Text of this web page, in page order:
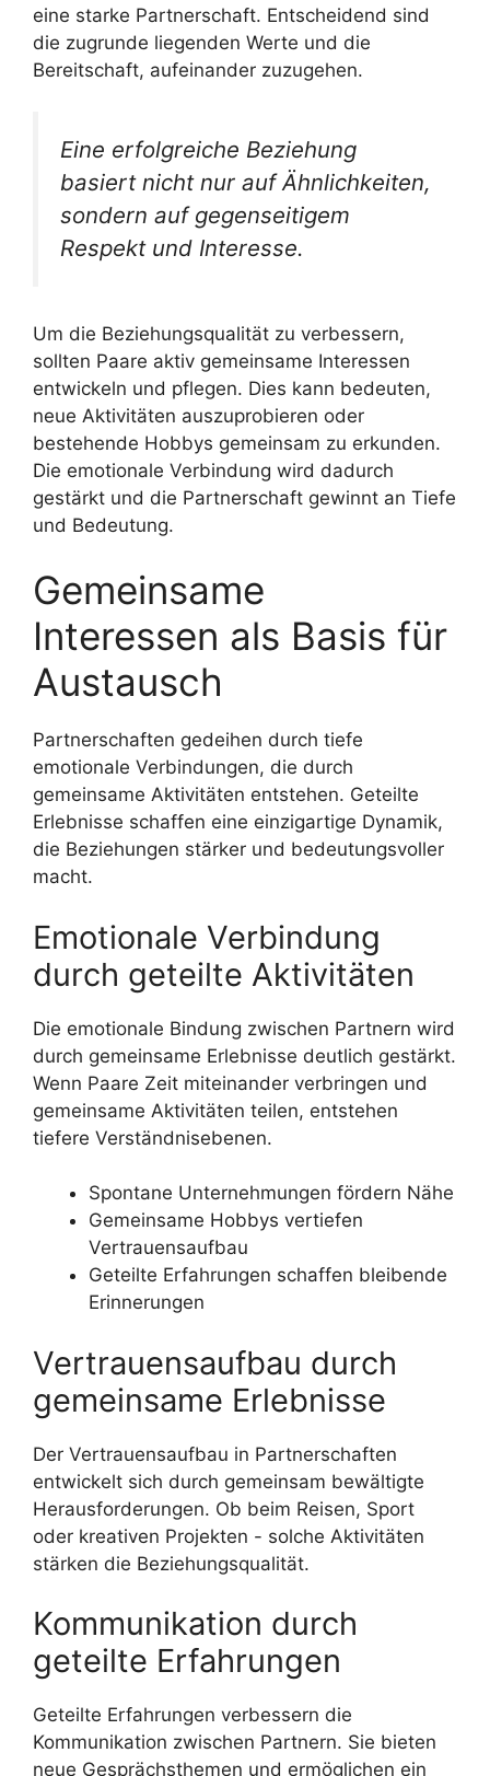
eine starke Partnerschaft. Entscheidend sind
die zugrunde liegenden Werte und die
Bereitschaft, aufeinander zuzugehen.
Eine erfolgreiche Beziehung
basiert nicht nur auf Ähnlichkeiten,
sondern auf gegenseitigem
Respekt und Interesse.
Um die Beziehungsqualität zu verbessern,
sollten Paare aktiv gemeinsame Interessen
entwickeln und pflegen. Dies kann bedeuten,
neue Aktivitäten auszuprobieren oder
bestehende Hobbys gemeinsam zu erkunden.
Die emotionale Verbindung wird dadurch
gestärkt und die Partnerschaft gewinnt an Tiefe
und Bedeutung.
Gemeinsame
Interessen als Basis für
Austausch
Partnerschaften gedeihen durch tiefe
emotionale Verbindungen, die durch
gemeinsame Aktivitäten entstehen. Geteilte
Erlebnisse schaffen eine einzigartige Dynamik,
die Beziehungen stärker und bedeutungsvoller
macht.
Emotionale Verbindung
durch geteilte Aktivitäten
Die emotionale Bindung zwischen Partnern wird
durch gemeinsame Erlebnisse deutlich gestärkt.
Wenn Paare Zeit miteinander verbringen und
gemeinsame Aktivitäten teilen, entstehen
tiefere Verständnisebenen.
Spontane Unternehmungen fördern Nähe
Gemeinsame Hobbys vertiefen
Vertrauensaufbau
Geteilte Erfahrungen schaffen bleibende
Erinnerungen
Vertrauensaufbau durch
gemeinsame Erlebnisse
Der Vertrauensaufbau in Partnerschaften
entwickelt sich durch gemeinsam bewältigte
Herausforderungen. Ob beim Reisen, Sport
oder kreativen Projekten - solche Aktivitäten
stärken die Beziehungsqualität.
Kommunikation durch
geteilte Erfahrungen
Geteilte Erfahrungen verbessern die
Kommunikation zwischen Partnern. Sie bieten
neue Gesprächsthemen und ermöglichen ein